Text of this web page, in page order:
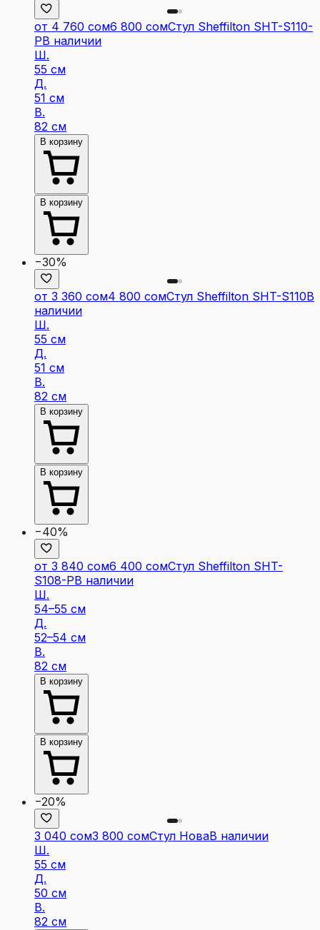
от 4 760 сом6 800 сомСтул Sheffilton SHT-S110-
PВ наличии
Ш.
55 см
Д.
51 см
В.
82 см
В корзину
В корзину
−30%
от 3 360 сом4 800 сомСтул Sheffilton SHT-S110В
наличии
Ш.
55 см
Д.
51 см
В.
82 см
В корзину
В корзину
−40%
от 3 840 сом6 400 сомСтул Sheffilton SHT-
S108-PВ наличии
Ш.
54–55 см
Д.
52–54 см
В.
82 см
В корзину
В корзину
−20%
3 040 сом3 800 сомСтул НоваВ наличии
Ш.
55 см
Д.
50 см
В.
82 см